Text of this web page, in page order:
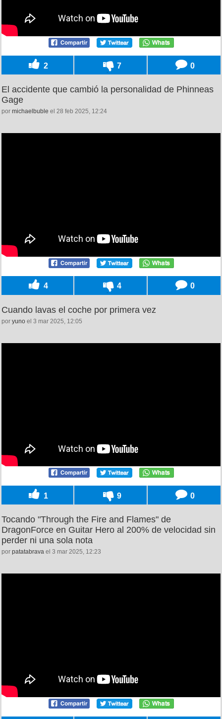
2 7 0
El accidente que cambió la personalidad de Phinneas
Gage
por michaelbuble el 28 feb 2025, 12:24
4 4 0
Cuando lavas el coche por primera vez
por yuno el 3 mar 2025, 12:05
1 9 0
Tocando "Through the Fire and Flames" de
DragonForce en Guitar Hero al 200% de velocidad sin
perder ni una sola nota
por patatabrava el 3 mar 2025, 12:23